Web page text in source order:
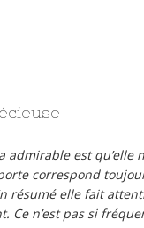
est qu’elle
correspond
résumé elle fait
Ce n’est pas si